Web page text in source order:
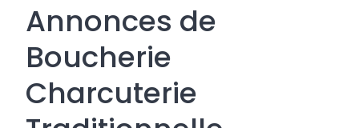
Annonces de
Boucherie
Charcuterie